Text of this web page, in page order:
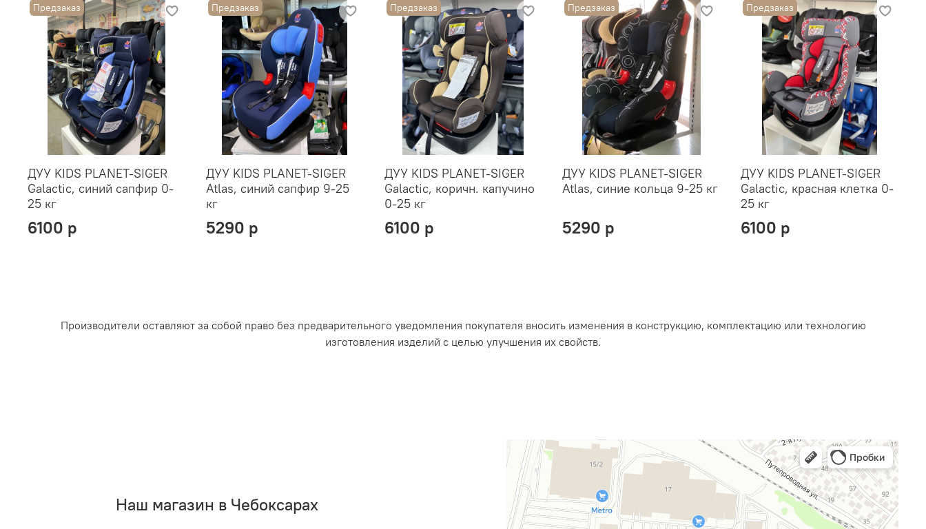
Предзаказ
ДУУ KIDS PLANET-SIGER
Galactic, синий сапфир 0-
25 кг
6100 р
Предзаказ
ДУУ KIDS PLANET-SIGER
Atlas, синий сапфир 9-25
кг
5290 р
Предзаказ
ДУУ KIDS PLANET-SIGER
Galactic, коричн. капучино
0-25 кг
6100 р
Предзаказ
ДУУ KIDS PLANET-SIGER
Atlas, синие кольца 9-25 кг
5290 р
Предзаказ
ДУУ KIDS PLANET-SIGER
Galactic, красная клетка 0-
25 кг
6100 р
Производители оставляют за собой право без предварительного уведомления покупателя вносить изменения в конструкцию, комплектацию или технологию
изготовления изделий с целью улучшения их свойств.
Наш магазин в Чебоксарах